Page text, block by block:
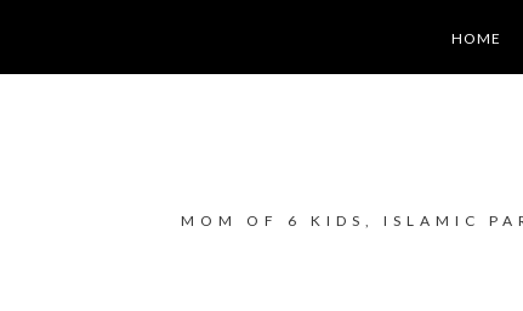
HOME
MOM OF 6 KIDS, ISLAMIC